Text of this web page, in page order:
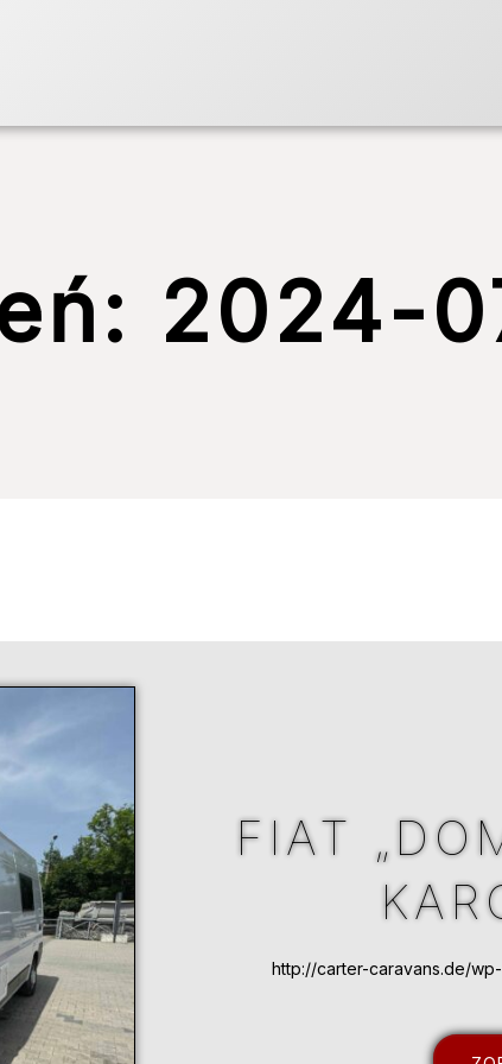
2024-
FIAT
http://carter-caravans.de/